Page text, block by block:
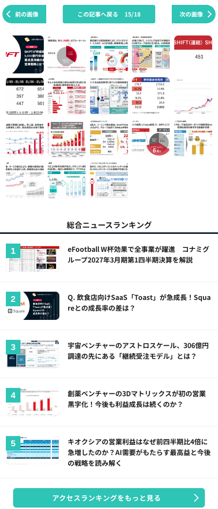
前の画像 次の画像
この記事へ戻る 15/18
総合ニュースランキング
eFootball W杯効果で全事業が躍進 コナミグ
ループ2027年3月期第1四半期決算を解説
Q. 飲食店向けSaaS「Toast」が急成長！Squa
reとの成長率の差は？
宇宙ベンチャーのアストロスケール、306億円
調達の先にある「継続受注モデル」とは？
創薬ベンチャーの3Dマトリックスが初の営業
黒字化！今後も利益成長は続くのか？
キオクシアの営業利益はなぜ前四半期比4倍に
急増したのか？AI需要がもたらす最高益と今後
の戦略を読み解く
アクセスランキングをもっと見る